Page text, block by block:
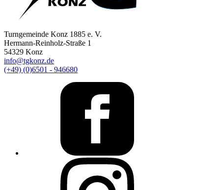
Turngemeinde Konz 1885 e. V.
Hermann-Reinholz-Straße 1
54329 Konz
info@tgkonz.de
(+49) (0)6501 - 946680